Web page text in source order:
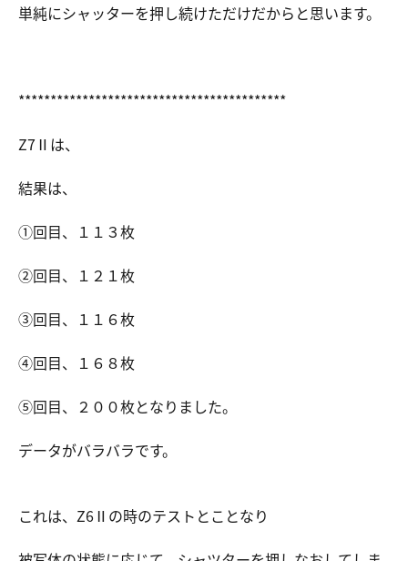
単純にシャッターを押し続けただけだからと思います。
******************************************
Z7Ⅱは、
結果は、
①回目、１１３枚
②回目、１２１枚
③回目、１１６枚
④回目、１６８枚
⑤回目、２００枚となりました。
データがバラバラです。
これは、Z6Ⅱの時のテストとことなり